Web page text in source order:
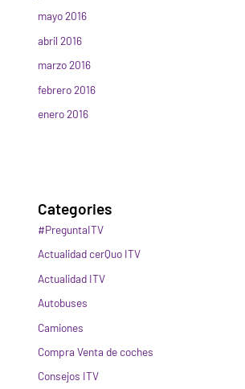
mayo 2016
abril 2016
marzo 2016
febrero 2016
enero 2016
Categories
#PreguntaITV
Actualidad cerQuo ITV
Actualidad ITV
Autobuses
Camiones
Compra Venta de coches
Consejos ITV